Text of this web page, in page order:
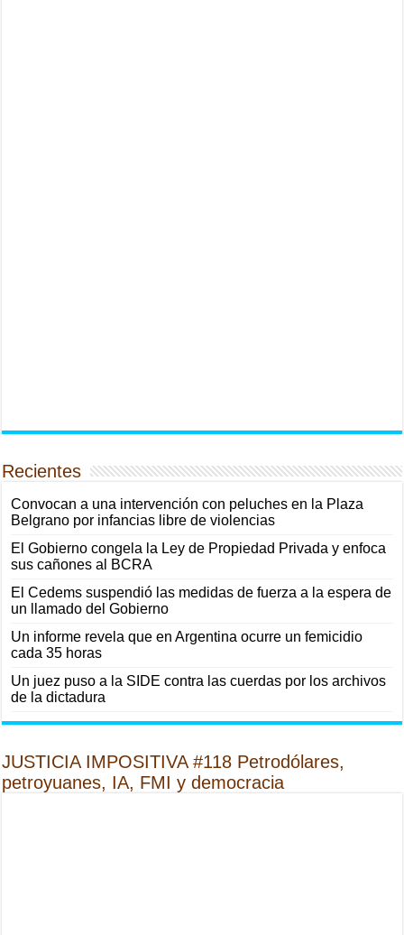
Recientes
Convocan a una intervención con peluches en la Plaza
Belgrano por infancias libre de violencias
El Gobierno congela la Ley de Propiedad Privada y enfoca
sus cañones al BCRA
El Cedems suspendió las medidas de fuerza a la espera de
un llamado del Gobierno
Un informe revela que en Argentina ocurre un femicidio
cada 35 horas
Un juez puso a la SIDE contra las cuerdas por los archivos
de la dictadura
JUSTICIA IMPOSITIVA #118 Petrodólares,
petroyuanes, IA, FMI y democracia